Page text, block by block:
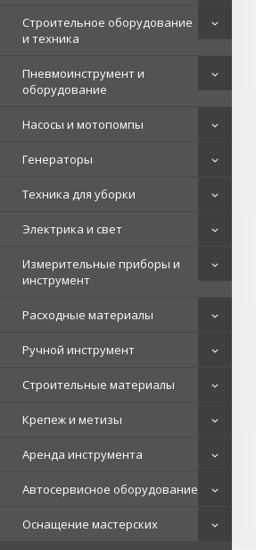
Строительное оборудование
и техника
Пневмоинструмент и
оборудование
Насосы и мотопомпы
Генераторы
Техника для уборки
Электрика и свет
Измерительные приборы и
инструмент
Расходные материалы
Ручной инструмент
Строительные материалы
Крепеж и метизы
Аренда инструмента
Автосервисное оборудование
Оснащение мастерских